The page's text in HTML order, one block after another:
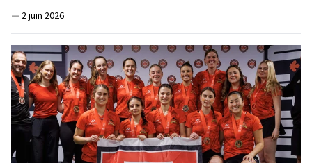
— 2 juin 2026